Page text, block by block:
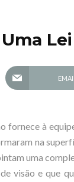
Lei
EMAIL
fornece à
na
uma
visão e que